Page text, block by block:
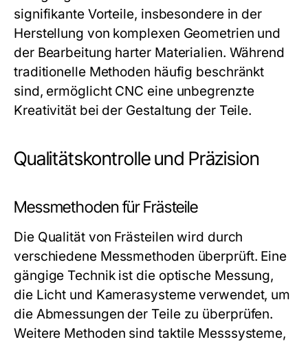
signifikante Vorteile, insbesondere in der
Herstellung von komplexen Geometrien und
der Bearbeitung harter Materialien. Während
traditionelle Methoden häufig beschränkt
sind, ermöglicht CNC eine unbegrenzte
Kreativität bei der Gestaltung der Teile.
Qualitätskontrolle und Präzision
Messmethoden für Frästeile
Die Qualität von Frästeilen wird durch
verschiedene Messmethoden überprüft. Eine
gängige Technik ist die optische Messung,
die Licht und Kamerasysteme verwendet, um
die Abmessungen der Teile zu überprüfen.
Weitere Methoden sind taktile Messsysteme,